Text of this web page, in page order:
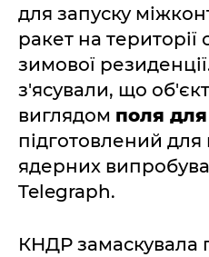
для запуску
ракет на території
зимової
з'ясували, що
виглядом поля
підготовлений
ядерних
Telegraph.
КНДР замаскувала